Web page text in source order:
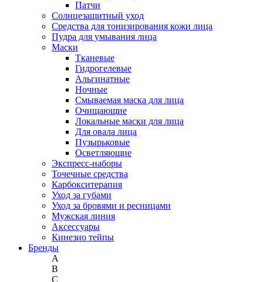
Патчи
Солнцезащитный уход
Средства для тонизирования кожи лица
Пудра для умывания лица
Маски
Тканевые
Гидрогелевые
Альгинатные
Ночные
Смываемая маска для лица
Очищающие
Локальные маски для лица
Для овала лица
Пузырьковые
Осветляющие
Экспресс-наборы
Точечные средства
Карбокситерапия
Уход за губами
Уход за бровями и ресницами
Мужская линия
Аксессуары
Кинезио тейпы
Бренды
A
B
C